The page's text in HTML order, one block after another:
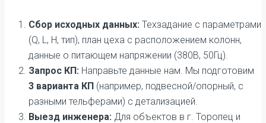
Сбор исходных данных: Техзадание с параметрами
(Q, L, H, тип), план цеха с расположением колонн,
данные о питающем напряжении (380В, 50Гц).
Запрос КП: Направьте данные нам. Мы подготовим
3 варианта КП (например, подвесной/опорный, с
разными тельферами) с детализацией.
Выезд инженера: Для объектов в г. Торопец и